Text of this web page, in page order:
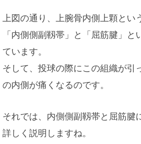
上図の通り、上腕骨内側上顆とい
「内側側副靱帯」と「屈筋腱」と
ています。
そして、投球の際にこの組織が引
の内側が痛くなるのです。
それでは、内側側副靱帯と屈筋腱
詳しく説明しますね。